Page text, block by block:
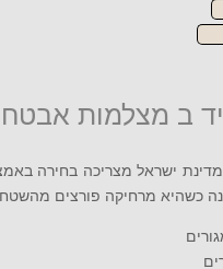
ב מצלמות אבטחה
ישראל מצריכה בחירה
מרחיקה פורצים